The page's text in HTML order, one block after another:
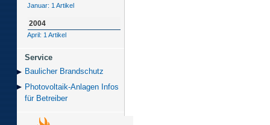
Januar: 1 Artikel
2004
April: 1 Artikel
Service
Baulicher Brand­schutz
Photovoltaik-Anlagen Infos
für Betreiber